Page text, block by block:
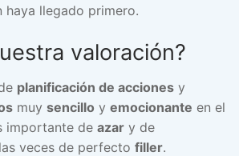
haya llegado primero.
valoración?
planificación de acciones y
muy sencillo y emocionante en el
importante de azar y de
veces de perfecto filler.